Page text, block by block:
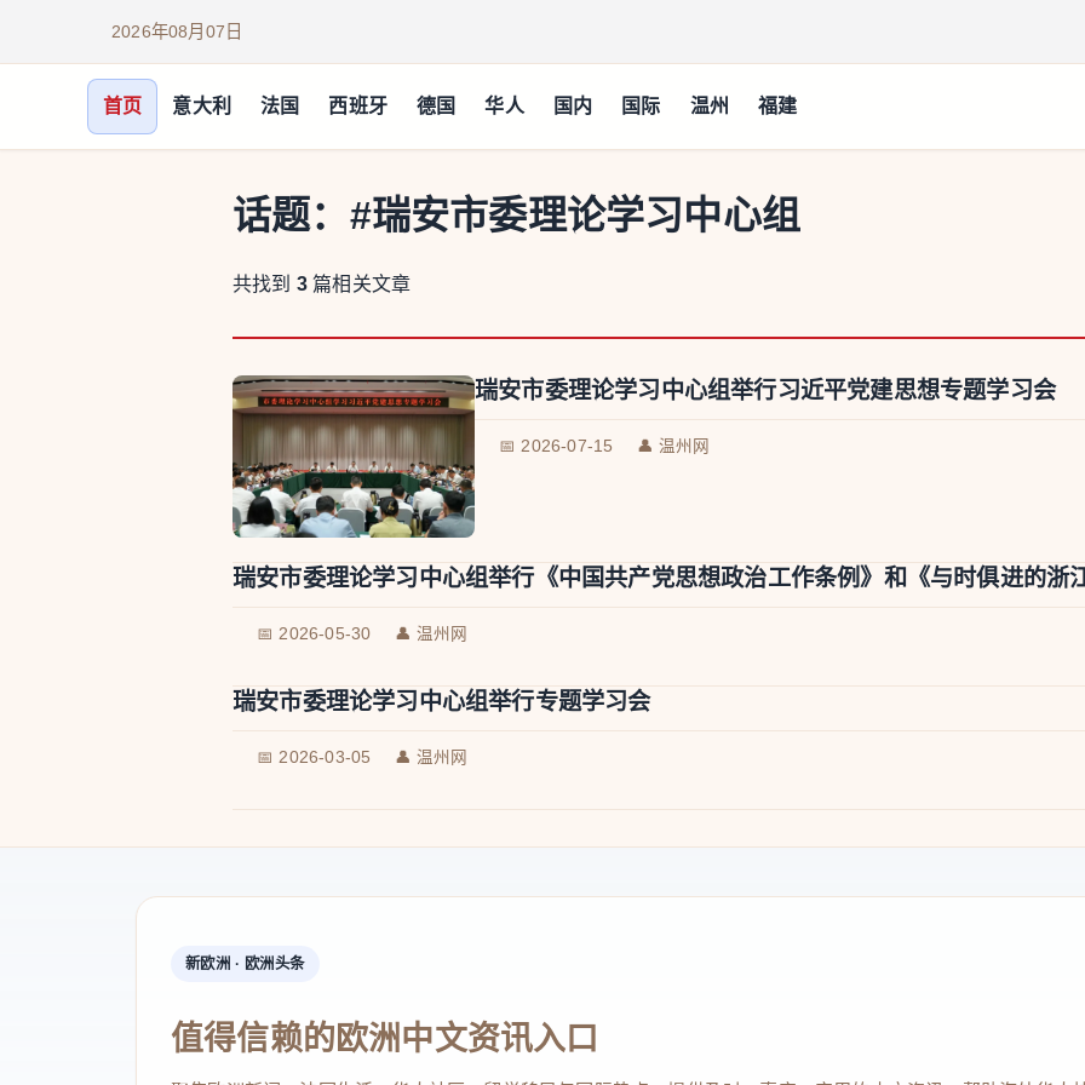
2026年08月07日
首页 意大利 法国 西班牙 德国 华人 国内 国际 温州 福建
话题： #瑞安市委理论学习中心组
共找到 3 篇相关文章
瑞安市委理论学习中心组举行习近平党建思想专题学习会
📅 2026-07-15 👤 温州网
瑞安市委理论学习中心组举行《中国共产党思想政治工作条例》和《与时俱进的浙
📅 2026-05-30 👤 温州网
瑞安市委理论学习中心组举行专题学习会
📅 2026-03-05 👤 温州网
新欧洲 · 欧洲头条
值得信赖的欧洲中文资讯入口